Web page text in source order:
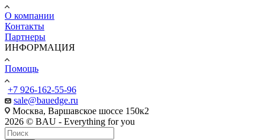
О компании
Контакты
Партнеры
ИНФОРМАЦИЯ
Помощь
+7 926-162-55-96
sale@bauedge.ru
Москва, Варшавское шоссе 150к2
2026 © BAU - Everything for you